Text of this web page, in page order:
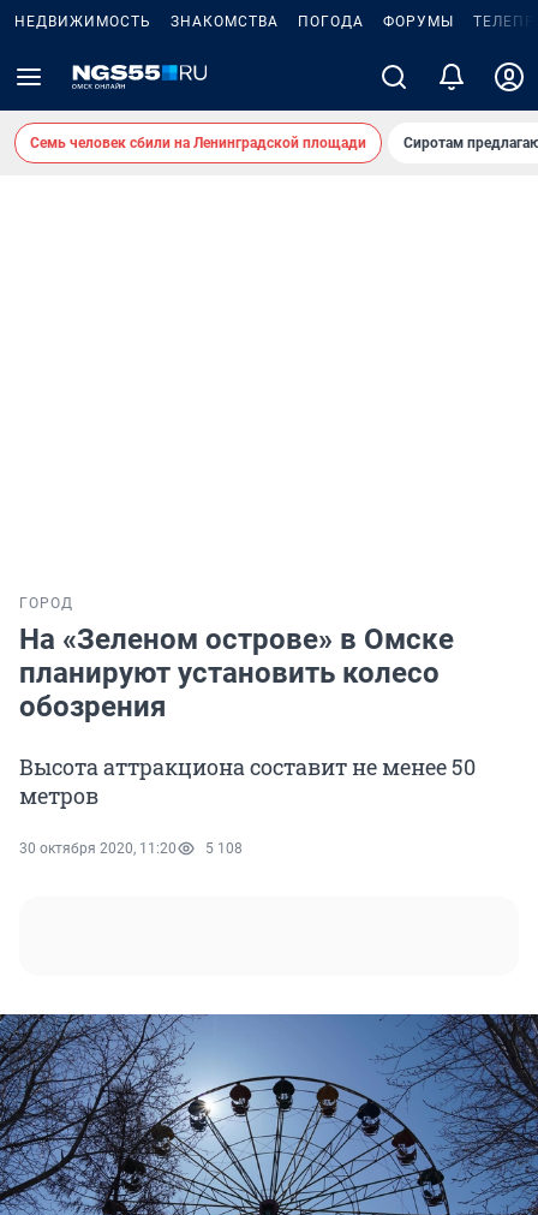
НЕДВИЖИМОСТЬ ЗНАКОМСТВА ПОГОДА ФОРУМЫ
Семь человек сбили на Ленинградской площади Сиротам
ГОРОД
На «Зеленом острове» в Омске
планируют установить колесо
обозрения
Высота аттракциона составит не менее 50
метров
30 октября 2020, 11:20 5 108